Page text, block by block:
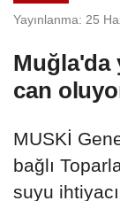
Yayınlanma: 25
Muğla'da
can
MUSKİ
bağlı
suyu